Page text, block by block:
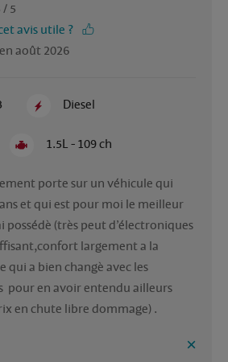
/ 5
avis utile ?
août 2026
Diesel
1.5L - 109 ch
porte sur un véhicule qui
et qui est pour moi le meilleur
(très peut d’électroniques
largement a la
qui a bien changè avec les
pour en avoir entendu ailleurs
en chute libre dommage) .